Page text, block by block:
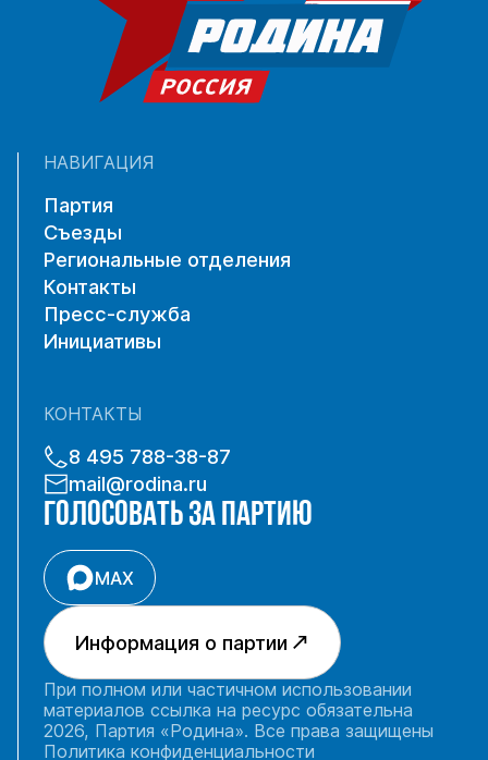
НАВИГАЦИЯ
Партия
Съезды
Региональные отделения
Контакты
Пресс-служба
Инициативы
КОНТАКТЫ
8 495 788-38-87
mail@rodina.ru
ГОЛОСОВАТЬ ЗА ПАРТИЮ
MAX
Информация о партии
При полном или частичном использовании
материалов ссылка на ресурс обязательна
2026, Партия «Родина». Все права защищены
Политика конфиденциальности